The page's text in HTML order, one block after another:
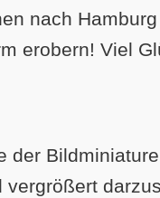
nach
erobern! Viel
der
vergrößert